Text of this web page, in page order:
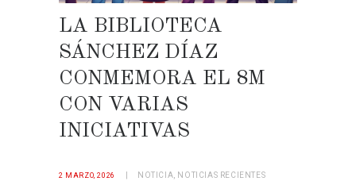
LA BIBLIOTECA
SÁNCHEZ DÍAZ
CONMEMORA EL 8M
CON VARIAS
INICIATIVAS
2 MARZO, 2026 NOTICIA NOTICIAS RECIENTES